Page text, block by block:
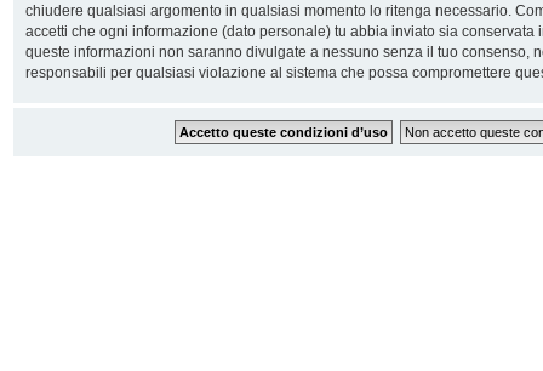
chiudere qualsiasi argomento in qualsiasi momento lo ritenga necessario.
accetti che ogni informazione (dato personale) tu abbia inviato sia conservata
queste informazioni non saranno divulgate a nessuno senza il tuo consenso,
responsabili per qualsiasi violazione al sistema che possa compromettere